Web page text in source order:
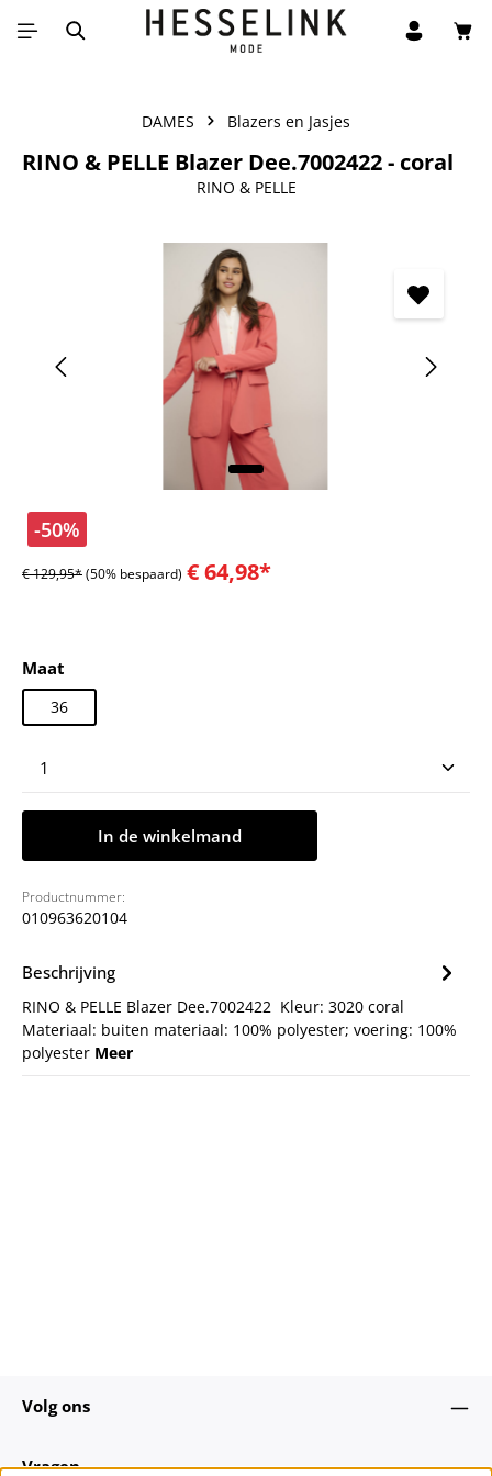
Ga naar de hoofdinhoud
DAMES Blazers en Jasjes
RINO & PELLE Blazer Dee.7002422 - coral
RINO & PELLE
Afbeeldingengalerij overslaan
-50%
€ 129,95*(50% bespaard) € 64,98*
Selecteer
Maat
36
Producthoeveelheid: Voer de gewenste
In de winkelmand
Productnummer:
010963620104
Beschrijving
RINO & PELLE Blazer Dee.7002422 Kleur: 3020 coral
Materiaal: buiten materiaal: 100% polyester; voering: 100%
polyester Meer
Volg ons
Vragen